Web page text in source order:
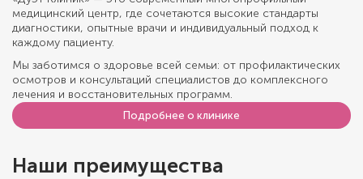
медицинский центр, где сочетаются высокие стандарты
диагностики, опытные врачи и индивидуальный подход к
каждому пациенту.
Мы заботимся о здоровье всей семьи: от профилактических
осмотров и консультаций специалистов до комплексного
лечения и восстановительных программ.
Подробнее о клинике
Наши преимущества